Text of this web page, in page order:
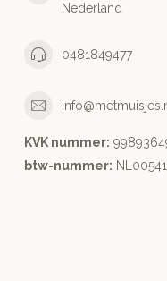
Nederland
0481849477
KVK nummer:
btw-nummer: